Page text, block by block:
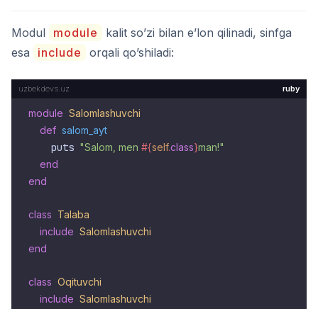
Modul module
kalit so’zi bilan e’lon qilinadi, sinfga
esa
include orqali qo’shiladi:
ruby
module Salomlashuvchi
def salom_ayt
    puts
"Salom, men #{self.class}man!"
end
end
class Talaba
include Salomlashuvchi
end
class Oqituvchi
include Salomlashuvchi